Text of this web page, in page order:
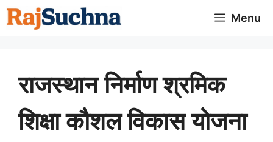
Skip
to
Menu
राजस्थान निर्माण श्रमिक
शिक्षा कौशल विकास योजना